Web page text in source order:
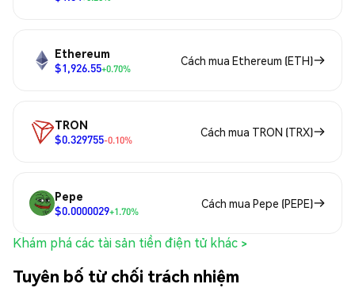
Ethereum
$1,926.55+0.70%
Cách mua Ethereum (ETH)
TRON
$0.329755-0.10%
Cách mua TRON (TRX)
Pepe
$0.0000029+1.70%
Cách mua Pepe (PEPE)
Khám phá các tài sản tiền điện tử khác >
Tuyên bố từ chối trách nhiệm